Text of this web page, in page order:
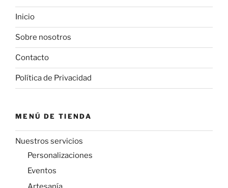
Inicio
Sobre nosotros
Contacto
Política de Privacidad
MENÚ DE TIENDA
Nuestros servicios
Personalizaciones
Eventos